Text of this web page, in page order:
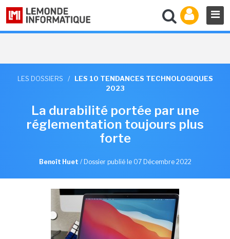
LES DOSSIERS /
LES 10 TENDANCES TECHNOLOGIQUES
2023
La durabilité portée par une
réglementation toujours plus
forte
Benoît Huet / Dossier publié le 07 Décembre 2022